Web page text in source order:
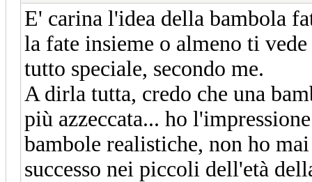
E' carina l'idea della bambola
la fate insieme o almeno ti
tutto speciale, secondo me.
A dirla tutta, credo che una
più azzeccata... ho
bambole realistiche, non ho
successo nei piccoli dell'età